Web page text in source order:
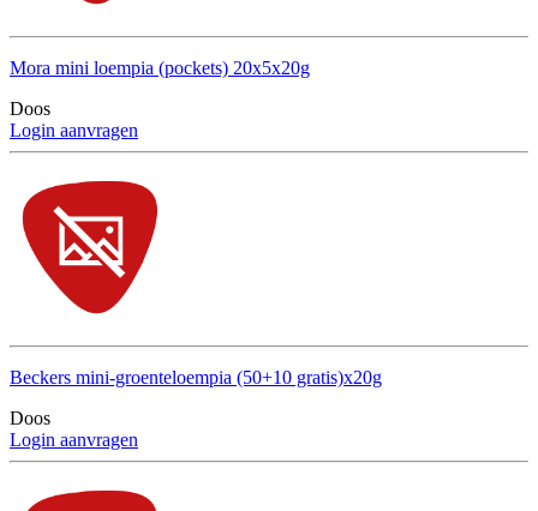
Mora mini loempia (pockets) 20x5x20g
Doos
Login aanvragen
Beckers mini-groenteloempia (50+10 gratis)x20g
Doos
Login aanvragen